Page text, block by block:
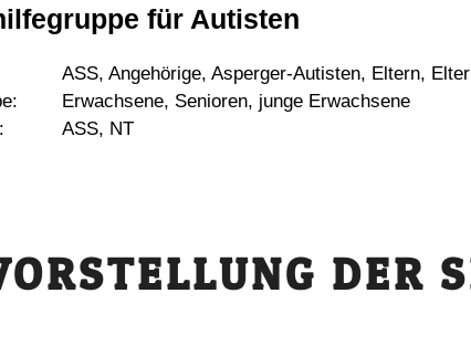
für Autisten
ASS, Angehörige, Asperger-Autisten, Eltern,
Erwachsene, Senioren, junge Erwachsene
ASS, NT
DER